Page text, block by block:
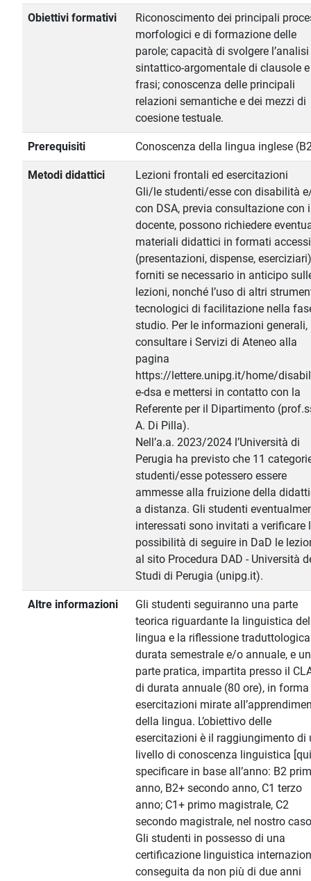
Obiettivi formativi
Riconoscimento dei principali
morfologici e di formazione delle
parole; capacità di svolgere l’analisi
sintattico-argomentale di clausole e
frasi; conoscenza delle principali
relazioni semantiche e dei mezzi di
coesione testuale.
Prerequisiti Conoscenza della lingua inglese
Metodi didattici
Lezioni frontali ed esercitazioni
Gli/le studenti/esse con disabilità
con DSA, previa consultazione con
docente, possono richiedere
materiali didattici in formati
(presentazioni, dispense,
forniti se necessario in anticipo
lezioni, nonché l’uso di altri
tecnologici di facilitazione nella
studio. Per le informazioni generali,
consultare i Servizi di Ateneo alla
pagina
https://lettere.unipg.it/home/
e-dsa e mettersi in contatto con la
Referente per il Dipartimento
A. Di Pilla).
Nell’a.a. 2023/2024 l’Università di
Perugia ha previsto che 11
studenti/esse potessero essere
ammesse alla fruizione della
a distanza. Gli studenti
interessati sono invitati a verificare
possibilità di seguire in DaD le
al sito Procedura DAD - Università
Studi di Perugia (unipg.it).
Altre informazioni
Gli studenti seguiranno una parte
teorica riguardante la linguistica
lingua e la riflessione
durata semestrale e/o annuale, e
parte pratica, impartita presso il
di durata annuale (80 ore), in
esercitazioni mirate
della lingua. L’obiettivo delle
esercitazioni è il raggiungimento di
livello di conoscenza linguistica [qui
specificare in base all’anno: B2
anno, B2+ secondo anno, C1 terzo
anno; C1+ primo magistrale, C2
secondo magistrale, nel nostro
Gli studenti in possesso di una
certificazione linguistica
conseguita da non più di due anni